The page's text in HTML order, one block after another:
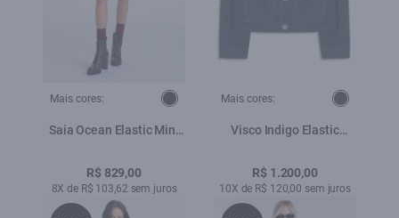
Mais cores:
Saia Ocean Elastic Mini
R$ 829,00
8X de R$ 103,62 sem juros
Mais cores:
Visco Indigo Elastic
R$ 1.200,00
10X de R$ 120,00 sem juros